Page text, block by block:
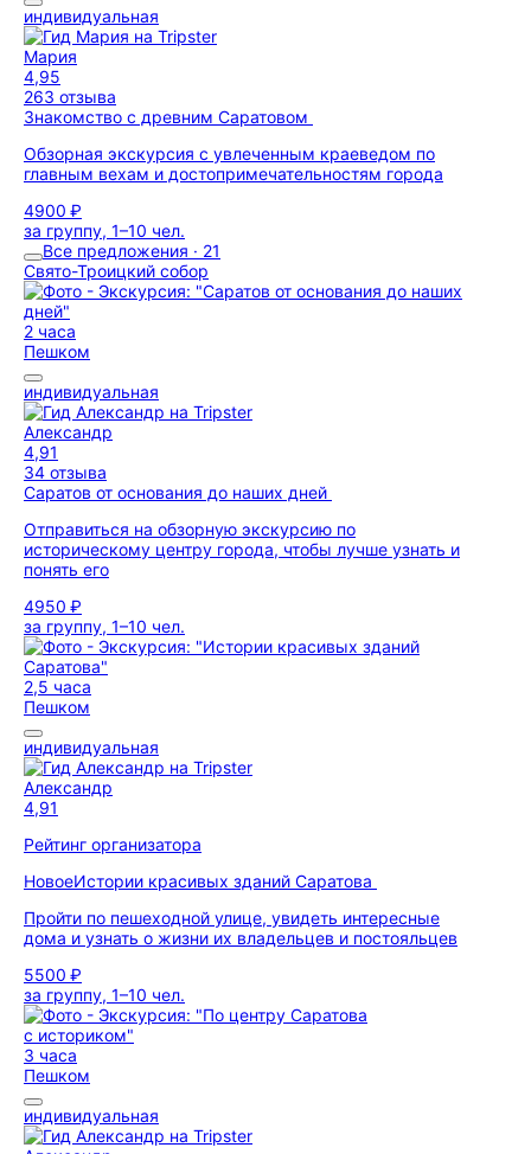
индивидуальная
Мария
4,95
263 отзыва
Знакомство с древним Саратовом
Обзорная экскурсия с увлеченным краеведом по
главным вехам и достопримечательностям города
4900 ₽
за группу, 1–10 чел.
Все предложения · 21
Свято-Троицкий собор
2 часа
Пешком
индивидуальная
Александр
4,91
34 отзыва
Саратов от основания до наших дней
Отправиться на обзорную экскурсию по
историческому центру города, чтобы лучше узнать и
понять его
4950 ₽
за группу, 1–10 чел.
2,5 часа
Пешком
индивидуальная
Александр
4,91
Рейтинг организатора
НовоеИстории красивых зданий Саратова
Пройти по пешеходной улице, увидеть интересные
дома и узнать о жизни их владельцев и постояльцев
5500 ₽
за группу, 1–10 чел.
3 часа
Пешком
индивидуальная